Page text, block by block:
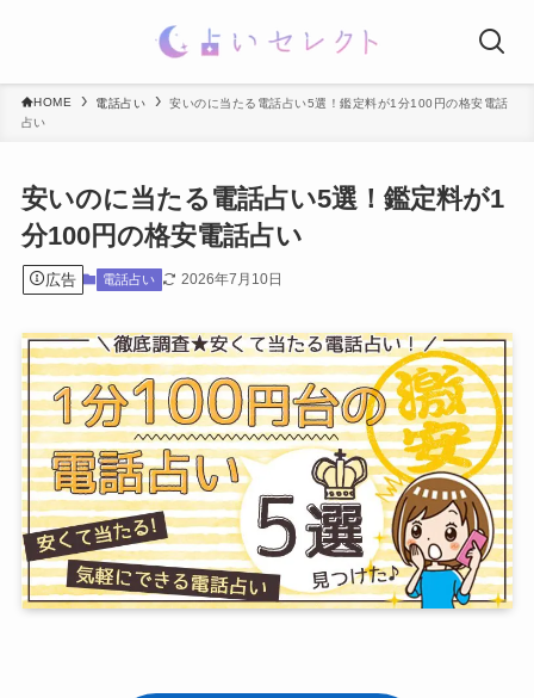
HOME 電話占い
安いのに当たる電話占い5選！鑑定料が1分100円の格安電話
占い
安いのに当たる電話占い5選！鑑定料が1
分100円の格安電話占い
広告 電話占い 2026年7月10日